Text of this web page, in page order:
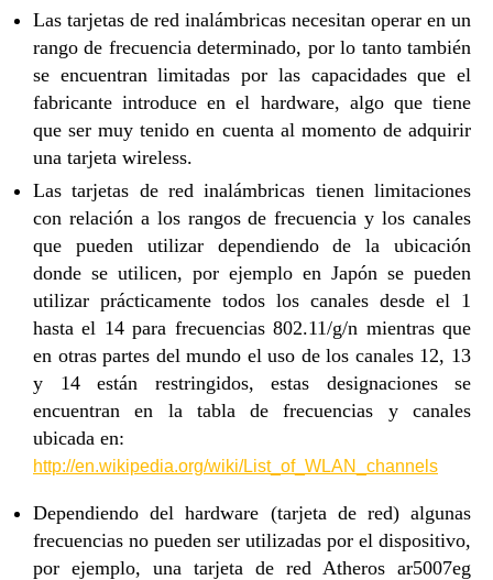
Las tarjetas de red inalámbricas necesitan operar en un
rango de frecuencia determinado, por lo tanto también
se encuentran limitadas por las capacidades que el
fabricante introduce en el hardware, algo que tiene
que ser muy tenido en cuenta al momento de adquirir
una tarjeta wireless.
Las tarjetas de red inalámbricas tienen limitaciones
con relación a los rangos de frecuencia y los canales
que pueden utilizar dependiendo de la ubicación
donde se utilicen, por ejemplo en Japón se pueden
utilizar prácticamente todos los canales desde el 1
hasta el 14 para frecuencias 802.11/g/n mientras que
en otras partes del mundo el uso de los canales 12, 13
y 14 están restringidos, estas designaciones se
encuentran en la tabla de frecuencias y canales
ubicada en:
http://en.wikipedia.org/wiki/List_of_WLAN_channels
Dependiendo del hardware (tarjeta de red) algunas
frecuencias no pueden ser utilizadas por el dispositivo,
por ejemplo, una tarjeta de red Atheros ar5007eg